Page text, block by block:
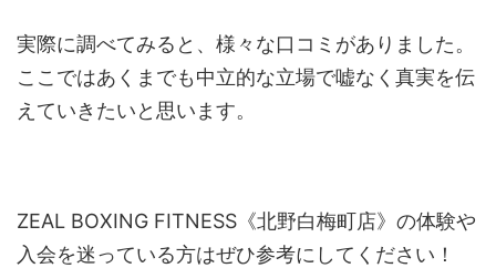
実際に調べてみると、様々な口コミがありました。
ここではあくまでも中立的な立場で嘘なく真実を伝
えていきたいと思います。
ZEAL BOXING FITNESS《北野白梅町店》の体験や
入会を迷っている方はぜひ参考にしてください！